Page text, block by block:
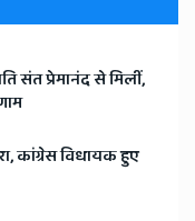
संत प्रेमानंद से मिलीं,
कांग्रेस विधायक हुए